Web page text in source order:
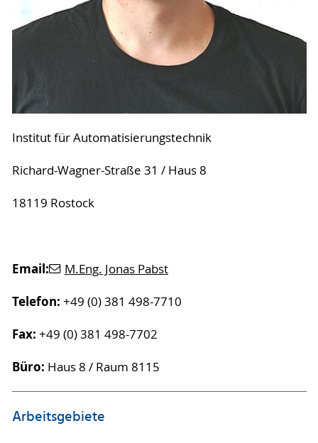
Institut für Automatisierungstechnik
Richard-Wagner-Straße 31 / Haus 8
18119 Rostock
Email: M.Eng. Jonas Pabst
Telefon: +49 (0) 381 498-7710
Fax: +49 (0) 381 498-7702
Büro: Haus 8 / Raum 8115
Arbeitsgebiete